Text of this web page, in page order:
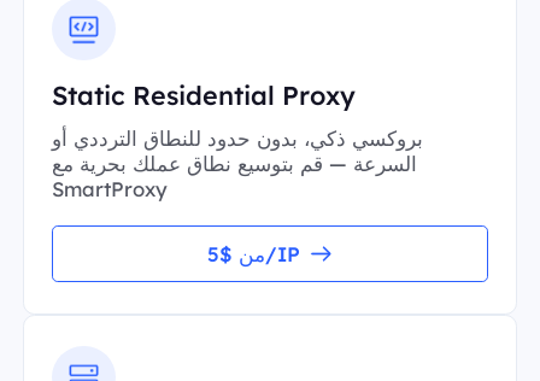
Static Residential Proxy
بروكسي ذكي، بدون حدود للنطاق الترددي أو
السرعة — قم بتوسيع نطاق عملك بحرية مع
SmartProxy
من $5/IP